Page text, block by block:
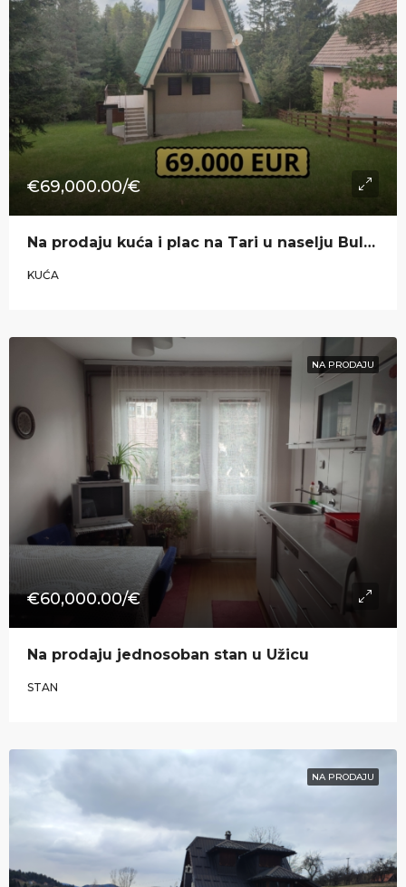
€69,000.00/€
Na prodaju kuća i plac na Tari u naselju Bulibanovac (Dobro polje)
KUĆA
NA PRODAJU
€60,000.00/€
Na prodaju jednosoban stan u Užicu
STAN
NA PRODAJU